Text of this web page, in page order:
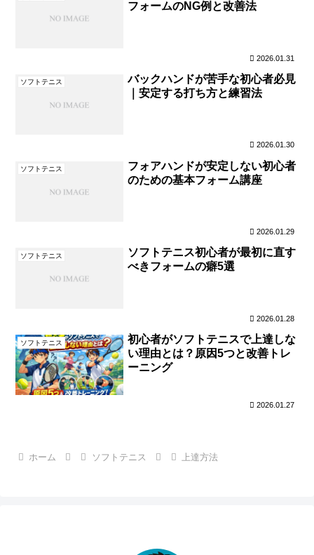
フォームのNG例と改善法
2026.01.31
ソフトテニス
バックハンドが苦手な初心者必見
｜安定する打ち方と練習法
2026.01.30
ソフトテニス
フォアハンドが安定しない初心者
のための基本フォーム講座
2026.01.29
ソフトテニス
ソフトテニス初心者が最初に直す
べきフォームの癖5選
2026.01.28
ソフトテニス
初心者がソフトテニスで上達しな
い理由とは？原因5つと改善トレ
ーニング
2026.01.27
ホーム ソフトテニス 上達方法